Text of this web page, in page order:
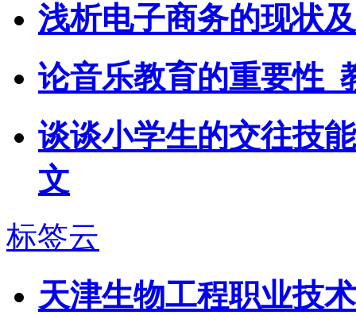
浅析电子商务的现状
论音乐教育的重要性_
谈谈小学生的交往技
文
标签云
天津生物工程职业技